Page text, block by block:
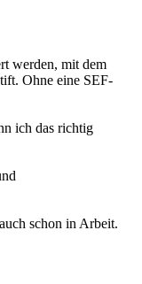
werden, mit dem
Ohne eine SEF-
ich das richtig
schon in Arbeit.